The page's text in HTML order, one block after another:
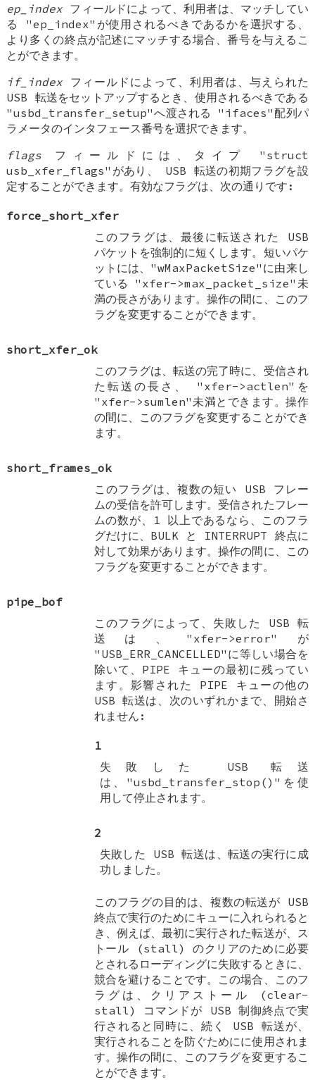
ep_index フィールドによって、利用者は、マッチしてい
る "ep_index"が使用されるべきであるかを選択する、
より多くの終点が記述にマッチする場合、番号を与えるこ
とができます。
if_index フィールドによって、利用者は、与えられた
USB 転送をセットアップするとき、使用されるべきである
"usbd_transfer_setup"へ渡される "ifaces"配列パ
ラメータのインタフェース番号を選択できます。
flags フィールドには、タイプ "struct
usb_xfer_flags"があり、 USB 転送の初期フラグを設
定することができます。有効なフラグは、次の通りです:
force_short_xfer
このフラグは、最後に転送された USB
パケットを強制的に短くします。短いパケ
ットには、"wMaxPacketSize"に由来し
ている "xfer->max_packet_size"未
満の長さがあります。操作の間に、このフ
ラグを変更することができます。
short_xfer_ok
このフラグは、転送の完了時に、受信され
た転送の長さ、 "xfer->actlen"を
"xfer->sumlen"未満とできます。操作
の間に、このフラグを変更することができ
ます。
short_frames_ok
このフラグは、複数の短い USB フレー
ムの受信を許可します。受信されたフレー
ムの数が、1 以上であるなら、このフラ
グだけに、BULK と INTERRUPT 終点に
対して効果があります。操作の間に、この
フラグを変更することができます。
pipe_bof
このフラグによって、失敗した USB 転
送は、"xfer->error"が
"USB_ERR_CANCELLED"に等しい場合を
除いて、PIPE キューの最初に残ってい
ます。影響された PIPE キューの他の
USB 転送は、次のいずれかまで、開始さ
れません:
1
失敗した USB 転送
は、"usbd_transfer_stop()"を使
用して停止されます。
2
失敗した USB 転送は、転送の実行に成
功しました。
このフラグの目的は、複数の転送が USB
終点で実行のためにキューに入れられると
き、例えば、最初に実行された転送が、ス
トール (stall) のクリアのために必要
とされるローディングに失敗するときに、
競合を避けることです。この場合、このフ
ラグは、クリアストール (clear-
stall) コマンドが USB 制御終点で実
行されると同時に、続く USB 転送が、
実行されることを防ぐためにに使用されま
す。操作の間に、このフラグを変更するこ
とができます。